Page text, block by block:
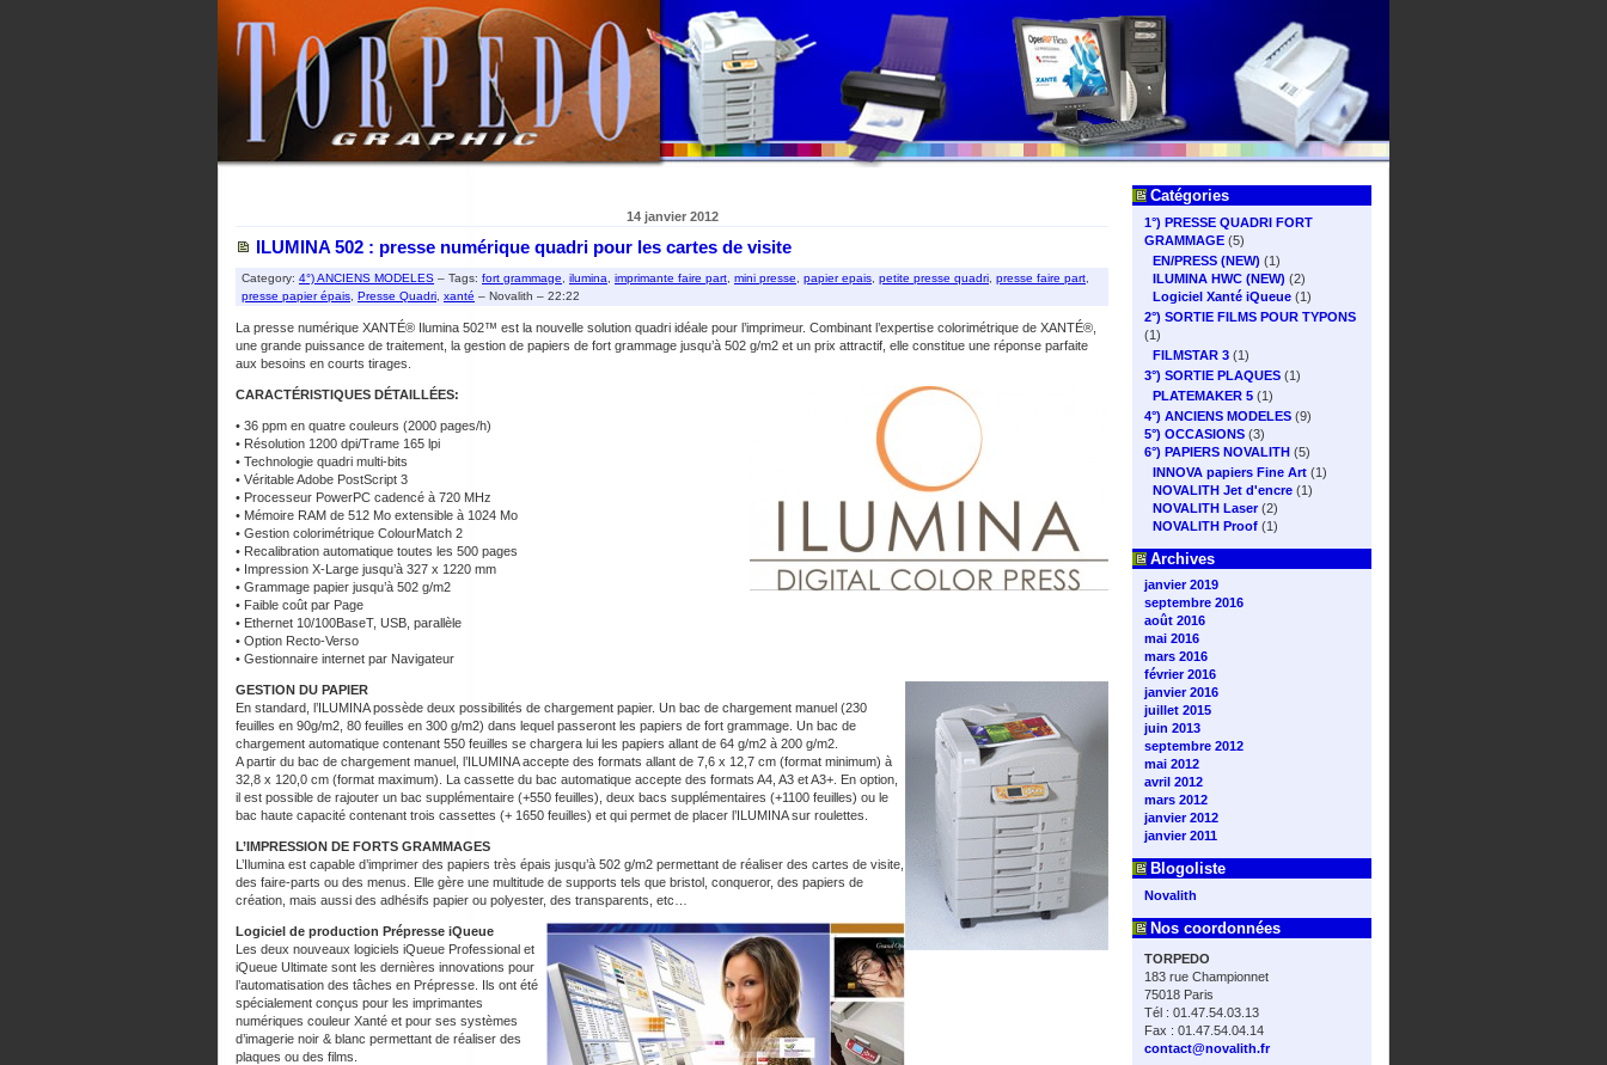
Catégories
1°) PRESSE QUADRI FORT
GRAMMAGE (5)
EN/PRESS (NEW) (1)
ILUMINA HWC (NEW) (2)
Logiciel Xanté iQueue (1)
2°) SORTIE FILMS POUR TYPONS
(1)
FILMSTAR 3 (1)
3°) SORTIE PLAQUES (1)
PLATEMAKER 5 (1)
4°) ANCIENS MODELES (9)
5°) OCCASIONS (3)
6°) PAPIERS NOVALITH (5)
INNOVA papiers Fine Art (1)
NOVALITH Jet d'encre (1)
NOVALITH Laser(2)
NOVALITH Proof (1)
Archives
janvier 2019
septembre 2016
août 2016
mai 2016
mars 2016
février 2016
janvier 2016
juillet 2015
juin 2013
septembre 2012
mai 2012
avril 2012
mars 2012
janvier 2012
janvier 2011
Blogoliste
Novalith
Nos coordonnées
TORPEDO
183 rue Championnet
75018 Paris
Tél : 01.47.54.03.13
Fax : 01.47.54.04.14
contact@novalith.fr
14 janvier 2012
ILUMINA 502 : presse numérique quadri pour les cartes de visite
Category: 4°) ANCIENS MODELES – Tags: fort grammage ilumina imprimante faire part mini presse papier epais petite presse quadri presse faire part
presse papier épais Presse Quadri xanté – Novalith – 22:22
La presse numérique XANTÉ® Ilumina 502™ est la nouvelle solution quadri idéale pour l’imprimeur. Combinant l’expertise colorimétrique de XANTÉ®,
une grande puissance de traitement, la gestion de papiers de fort grammage jusqu’à 502 g/m2 et un prix attractif, elle constitue une réponse parfaite
aux besoins en courts tirages.
CARACTÉRISTIQUES DÉTAILLÉES:
• 36 ppm en quatre couleurs (2000 pages/h)
• Résolution 1200 dpi/Trame 165 lpi
• Technologie quadri multi-bits
• Véritable Adobe PostScript 3
• Processeur PowerPC cadencé à 720 MHz
• Mémoire RAM de 512 Mo extensible à 1024 Mo
• Gestion colorimétrique ColourMatch 2
• Recalibration automatique toutes les 500 pages
• Impression X-Large jusqu’à 327 x 1220 mm
• Grammage papier jusqu’à 502 g/m2
• Faible coût par Page
• Ethernet 10/100BaseT, USB, parallèle
• Option Recto-Verso
• Gestionnaire internet par Navigateur
GESTION DU PAPIER
En standard, l’ILUMINA possède deux possibilités de chargement papier. Un bac de chargement manuel (230
feuilles en 90g/m2, 80 feuilles en 300 g/m2) dans lequel passeront les papiers de fort grammage. Un bac de
chargement automatique contenant 550 feuilles se chargera lui les papiers allant de 64 g/m2 à 200 g/m2.
A partir du bac de chargement manuel, l’ILUMINA accepte des formats allant de 7,6 x 12,7 cm (format minimum) à
32,8 x 120,0 cm (format maximum). La cassette du bac automatique accepte des formats A4, A3 et A3+. En option,
il est possible de rajouter un bac supplémentaire (+550 feuilles), deux bacs supplémentaires (+1100 feuilles) ou le
bac haute capacité contenant trois cassettes (+ 1650 feuilles) et qui permet de placer l’ILUMINA sur roulettes.
L’IMPRESSION DE FORTS GRAMMAGES
L’Ilumina est capable d’imprimer des papiers très épais jusqu’à 502 g/m2 permettant de réaliser des cartes de visite,
des faire-parts ou des menus. Elle gère une multitude de supports tels que bristol, conqueror, des papiers de
création, mais aussi des adhésifs papier ou polyester, des transparents, etc…
Logiciel de production Prépresse iQueue
Les deux nouveaux logiciels iQueue Professional et
iQueue Ultimate sont les dernières innovations pour
l’automatisation des tâches en Prépresse. Ils ont été
spécialement conçus pour les imprimantes
numériques couleur Xanté et pour ses systèmes
d’imagerie noir & blanc permettant de réaliser des
plaques ou des films.